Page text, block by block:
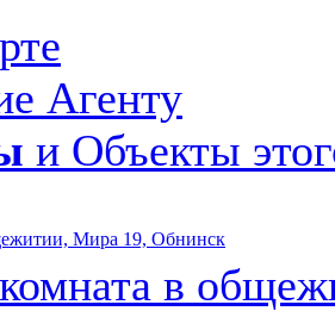
Агенту
и Объекты
Мира 19, Обнинск